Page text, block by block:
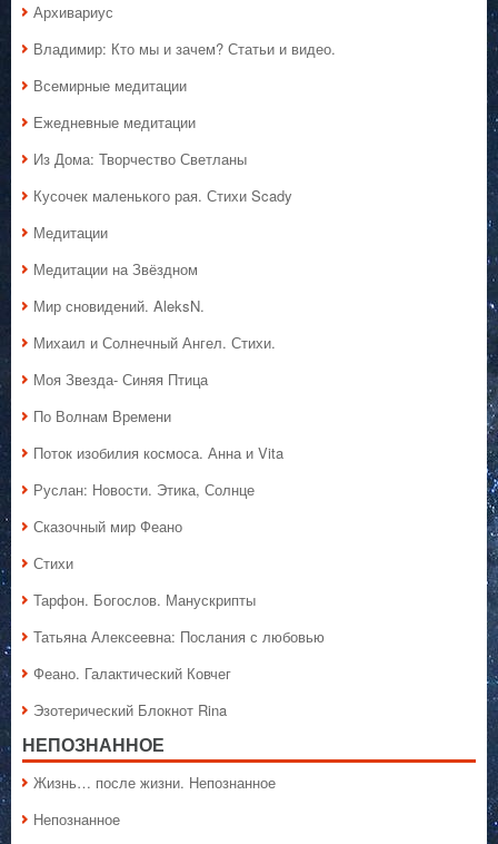
Архивариус
Владимир: Кто мы и зачем? Статьи и видео.
Всемирные медитации
Ежедневные медитации
Из Дома: Творчество Светланы
Кусочек маленького рая. Стихи Scady
Медитации
Медитации на Звёздном
Мир сновидений. AleksN.
Михаил и Солнечный Ангел. Стихи.
Моя Звезда- Синяя Птица
По Волнам Времени
Поток изобилия космоса. Анна и Vita
Руслан: Новости. Этика, Солнце
Сказочный мир Феано
Стихи
Тарфон. Богослов. Манускрипты
Татьяна Алексеевна: Послания с любовью
Феано. Галактический Ковчег
Эзотерический Блокнот Rina
НЕПОЗНАННОЕ
Жизнь… после жизни. Непознанное
Непознанное